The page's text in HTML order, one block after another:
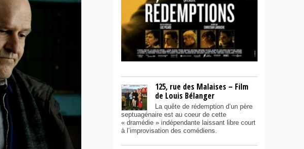
125, rue des Malaises – Film
de Louis Bélanger
La quête de rédemption d’un père
septuagénaire est au coeur de cette
« dramédie » indépendante laissant libre court
à l’improvisation des comédiens.